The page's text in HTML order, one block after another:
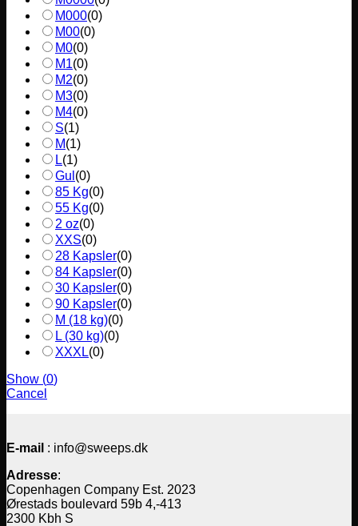
M000(0)
M00(0)
M0(0)
M1(0)
M2(0)
M3(0)
M4(0)
S(1)
M(1)
L(1)
Gul (0)
85 Kg(0)
55 Kg(0)
2 oz(0)
XXS(0)
28 Kapsler(0)
84 Kapsler(0)
30 Kapsler(0)
90 Kapsler(0)
M (18 kg)(0)
L (30 kg)(0)
XXXL(0)
Show (0)
Cancel
E-mail : info@sweeps.dk
Adresse:
Copenhagen Company Est. 2023
Ørestads boulevard 59b 4,-413
2300 Kbh S